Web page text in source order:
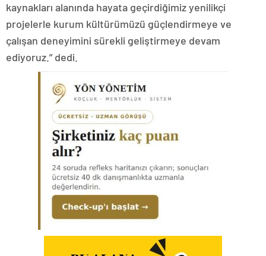
kaynakları alanında hayata geçirdiğimiz yenilikçi
projelerle kurum kültürümüzü güçlendirmeye ve
çalışan deneyimini sürekli geliştirmeye devam
ediyoruz.” dedi.